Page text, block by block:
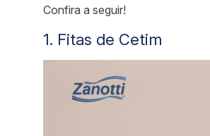
Confira a seguir!
1. Fitas de Cetim